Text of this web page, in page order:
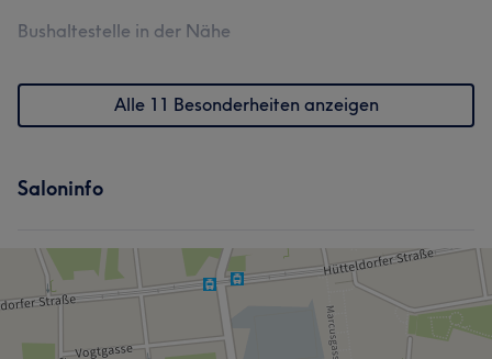
Bushaltestelle in der Nähe
Alle 11 Besonderheiten anzeigen
Saloninfo